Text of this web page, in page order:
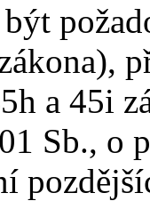
a 45i
Sb., o